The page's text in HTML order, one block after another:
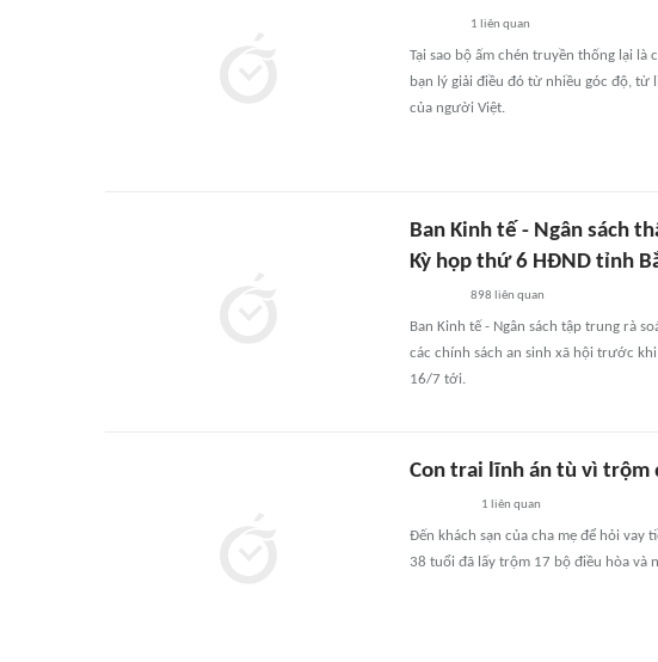
1 liên quan
Tại sao bộ ấm chén truyền thống lại là
bạn lý giải điều đó từ nhiều góc độ, từ
của người Việt.
Ban Kinh tế - Ngân sách
Kỳ họp thứ 6 HĐND tỉnh
898 liên quan
Ban Kinh tế - Ngân sách tập trung rà
các chính sách an sinh xã hội trước
16/7 tới.
Con trai lĩnh án tù vì trộm
1 liên quan
Đến khách sạn của cha mẹ để hỏi
38 tuổi đã lấy trộm 17 bộ điều hòa và